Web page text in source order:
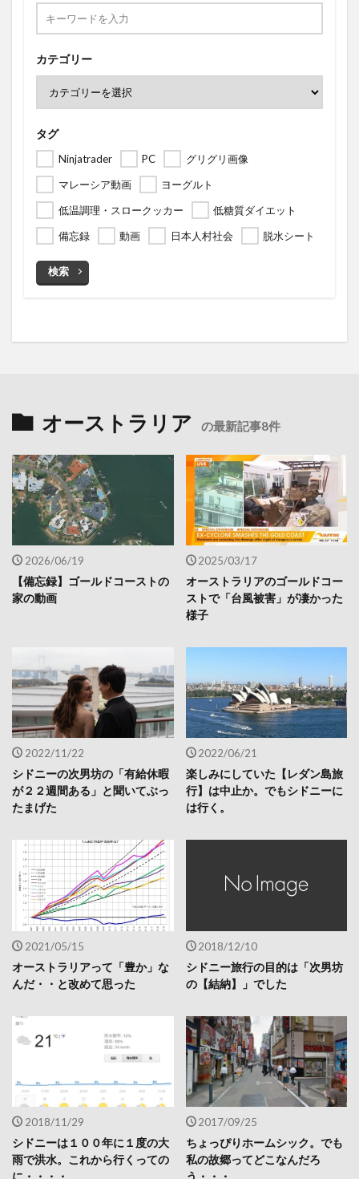
カテゴリー
タグ
Ninjatrader PC
グリグリ画像
マレーシア動画
ヨーグルト
低温調理・スロークッカー
低糖質ダイエット
備忘録
動画 日本人村社会 脱水シート
検索
オーストラリア の最新記事8件
2026/06/19
【備忘録】ゴールドコーストの
家の動画
2025/03/17
オーストラリアのゴールドコー
ストで「台風被害」が凄かった
様子
2022/11/22
シドニーの次男坊の「有給休暇
が２２週間ある」と聞いてぶっ
たまげた
2022/06/21
楽しみにしていた【レダン島旅
行】は中止か。でもシドニーに
は行く。
2021/05/15
オーストラリアって「豊か」な
んだ・・と改めて思った
2018/12/10
シドニー旅行の目的は「次男坊
の【結納】」でした
2018/11/29
シドニーは１００年に１度の大
雨で洪水。これから行くっての
2017/09/25
ちょっぴりホームシック。でも
私の故郷ってどこなんだろ